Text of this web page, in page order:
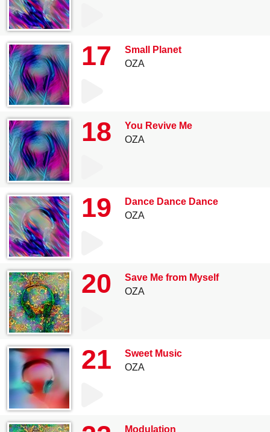
17
Small Planet
OZA
18
You Revive Me
OZA
19
Dance Dance Dance
OZA
20
Save Me from Myself
OZA
21
Sweet Music
OZA
Modulation